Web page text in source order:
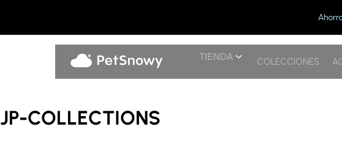
TIENDA COLECCIONES
JP-COLLECTIONS